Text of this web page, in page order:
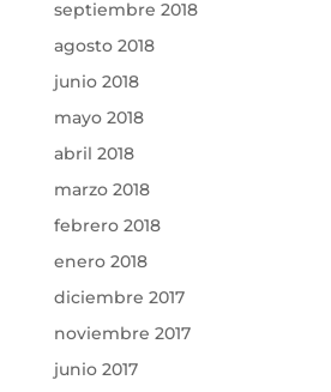
septiembre 2018
agosto 2018
junio 2018
mayo 2018
abril 2018
marzo 2018
febrero 2018
enero 2018
diciembre 2017
noviembre 2017
junio 2017